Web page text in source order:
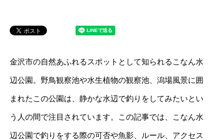
金沢市の自然あふれるスポットとして知られるこなん水
辺公園。野鳥観察池や水生植物の観察池、潟場風景に囲
まれたこの公園は、静かな水辺で釣りをしてみたいとい
う人の間で注目されています。この記事では、こなん水
辺公園で釣りをする際の可否や魚影、ルール、アクセス